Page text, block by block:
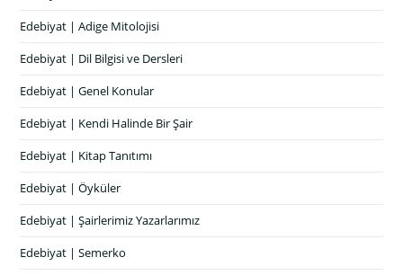
Edebiyat | Adige Mitolojisi
Edebiyat | Dil Bilgisi ve Dersleri
Edebiyat | Genel Konular
Edebiyat | Kendi Halinde Bir Şair
Edebiyat | Kitap Tanıtımı
Edebiyat | Öyküler
Edebiyat | Şairlerimiz Yazarlarımız
Edebiyat | Semerko